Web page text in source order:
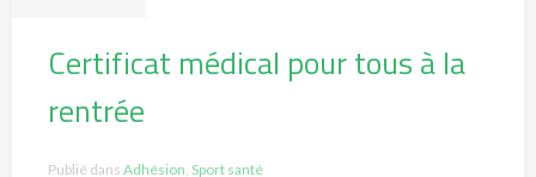
Certificat médical pour tous à la
rentrée
Publié dans Adhésion, Sport santé